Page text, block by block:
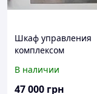
Шкаф управления
комплексом
с верхней и нижней
загрузкой
В наличии
47 000 грн